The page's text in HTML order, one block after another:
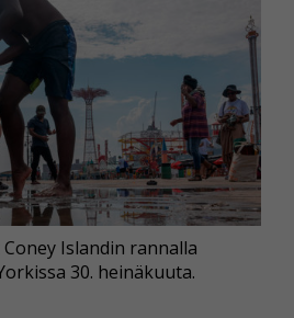
Islandin rannalla
30. heinäkuuta.